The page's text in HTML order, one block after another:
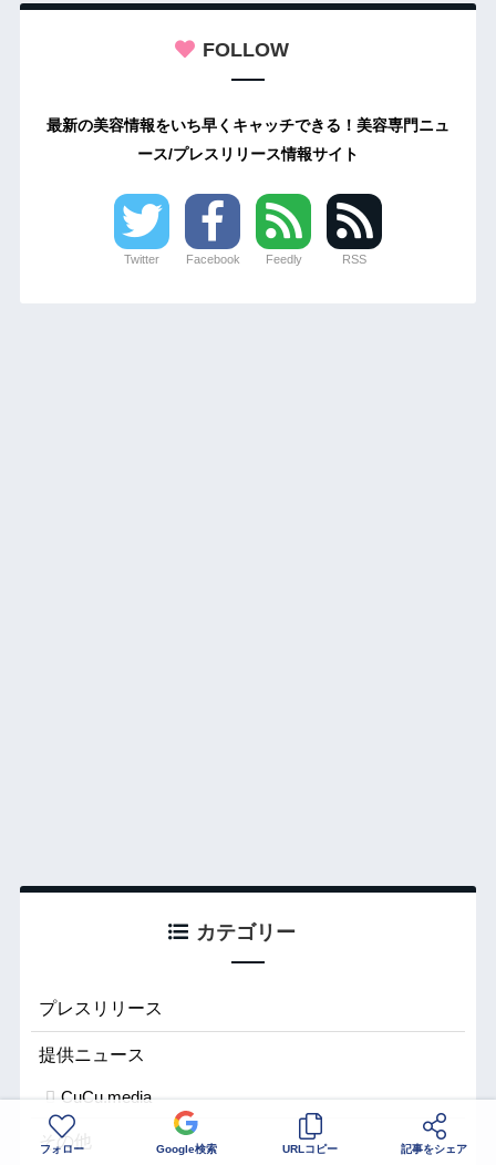
FOLLOW
最新の美容情報をいち早くキャッチできる！美容専門ニュ
ース/プレスリリース情報サイト
Twitter Facebook Feedly RSS
カテゴリー
プレスリリース
提供ニュース
CuCu.media
その他
フォロー Google検索 URLコピー 記事をシェア